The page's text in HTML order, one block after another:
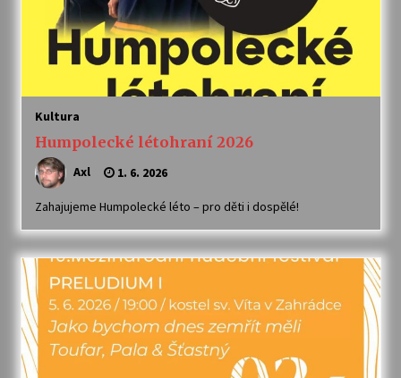
Kultura
Humpolecké létohraní 2026
Axl 1. 6. 2026
Zahajujeme Humpolecké léto – pro děti i dospělé!